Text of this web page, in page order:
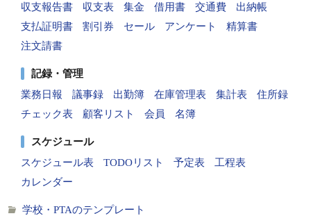
収支報告書
収支表 集金 借用書 交通費
出納帳
支払証明書
割引券 セール アンケート
精算書
注文請書
記録・管理
業務日報
議事録 出勤簿 在庫管理表 集計表
住所録
チェック表
顧客リスト 会員 名簿
スケジュール
スケジュール表
TODOリスト 予定表
工程表
カレンダー
学校・PTAのテンプレート